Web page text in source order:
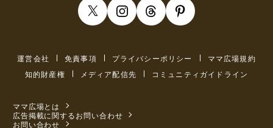
運営会社 免責事項 プライバシーポリシー
ママ広場規約
知的財産権
メディア配信先 コミュニティガイドライン
ママ広場とは
広告掲載に関するお問い合わせ
お問い合わせ